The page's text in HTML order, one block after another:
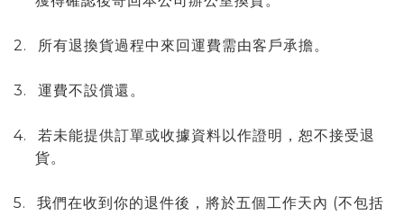
2. 所有退換貨過程中來回運費需由客戶承擔。
3. 運費不設償還。
4.
若未能提供訂單或收據資料以作證明，恕不接受退
貨。
5. 我們在收到你的退件後，將於五個工作天內 (不包括